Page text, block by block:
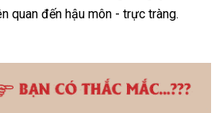
quan đến hậu môn - trực tràng.